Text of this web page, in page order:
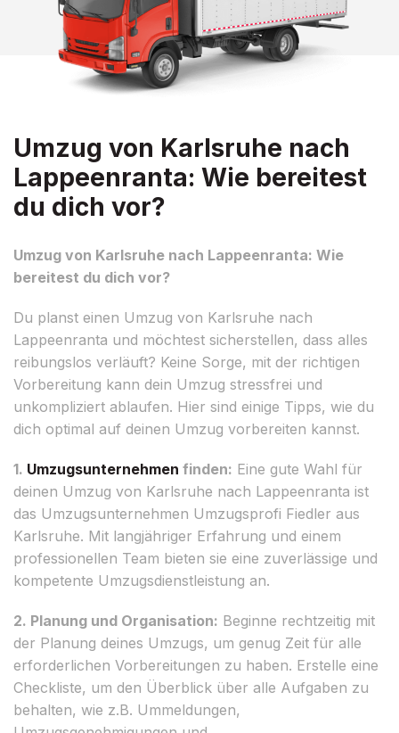
Umzug von Karlsruhe nach
Lappeenranta: Wie bereitest
du dich vor?
Umzug von Karlsruhe nach Lappeenranta: Wie
bereitest du dich vor?
Du planst einen Umzug von Karlsruhe nach
Lappeenranta und möchtest sicherstellen, dass alles
reibungslos verläuft? Keine Sorge, mit der richtigen
Vorbereitung kann dein Umzug stressfrei und
unkompliziert ablaufen. Hier sind einige Tipps, wie du
dich optimal auf deinen Umzug vorbereiten kannst.
1. Umzugsunternehmen finden: Eine gute Wahl für
deinen Umzug von Karlsruhe nach Lappeenranta ist
das Umzugsunternehmen Umzugsprofi Fiedler aus
Karlsruhe. Mit langjähriger Erfahrung und einem
professionellen Team bieten sie eine zuverlässige und
kompetente Umzugsdienstleistung an.
2. Planung und Organisation: Beginne rechtzeitig mit
der Planung deines Umzugs, um genug Zeit für alle
erforderlichen Vorbereitungen zu haben. Erstelle eine
Checkliste, um den Überblick über alle Aufgaben zu
behalten, wie z.B. Ummeldungen,